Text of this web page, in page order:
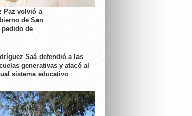
Paz volvió a
de San
de
Saá defendió a las
generativas y atacó al
sistema educativo